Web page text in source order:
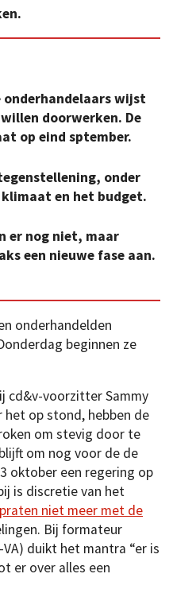
onderhandelaars wijst
doorwerken. De
op eind sptember.
onder
en het budget.
er nog niet, maar
een nieuwe fase aan.
onderhandelden
beginnen ze
cd&v-voorzitter Sammy
het op stond, hebben de
om stevig door te
om nog voor de de
oktober een regering op
is discretie van het
niet meer met de
Bij formateur
duikt het mantra “er is
er over alles een